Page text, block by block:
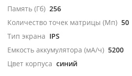
Память (Гб) 256
Количество точек матрицы (Мп) 50
Тип экрана IPS
Емкость аккумулятора (мА/ч) 5200
Цвет корпуса синий